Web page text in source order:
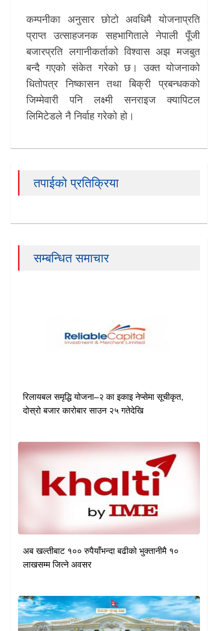
कम्पनीका अनुसार छोटो अवधिमै योजनाप्रति
प्राप्त उत्साहजनक सहभागिताले नेपाली पूँजी
बजारप्रति लगानीकर्ताको विश्वास अझ मजबुत
बन्दै गएको संकेत गरेको छ। उक्त योजनाको
धितोपत्र निष्कासन तथा बिक्री प्रबन्धकको
जिम्मेवारी पनि लक्ष्मी सनराइज क्यापिटल
लिमिटेडले नै निर्वाह गरेको हो।
तपाईको प्रतिक्रिया
सम्बन्धित समाचार
रिलायबल समृद्धि योजना–२ का इकाइ नेप्सेमा सूचीकृत,
दोस्रो बजार कारोबार साउन २५ गतेदेखि
अब खल्तीबाट १०० रुपैयाँभन्दा बढीको भुक्तानीमै १०
लाखसम्म जित्ने अवसर